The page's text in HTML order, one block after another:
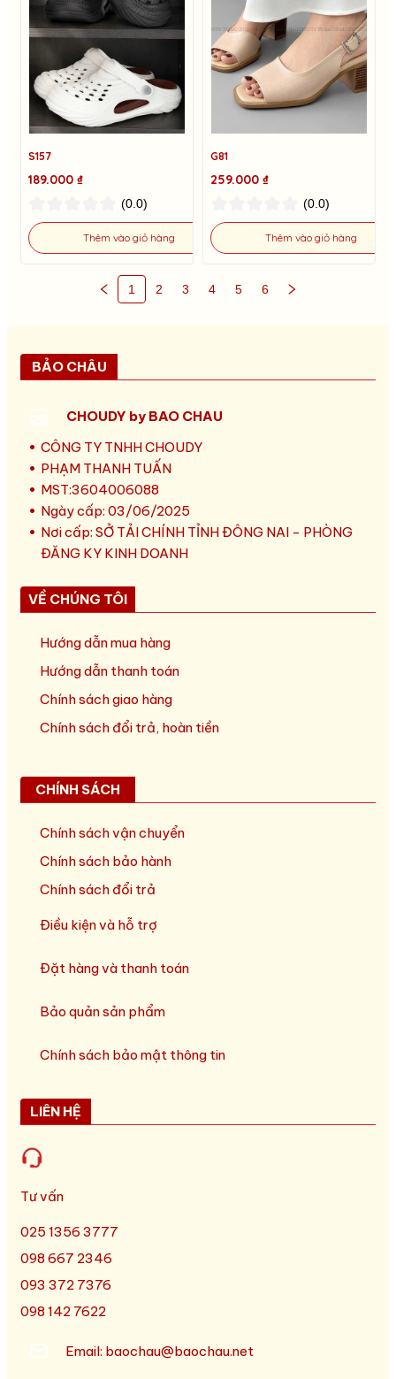
S157
189.000 ₫
(0.0)
Thêm vào giỏ hàng
G81
259.000 ₫
(0.0)
Thêm vào giỏ hàng
1 2 3 4 5 6
Hướng dẫn mua hàng
Hướng dẫn thanh toán
Chính sách giao hàng
Chính sách đổi trả, hoàn tiền
BẢO CHÂU
CHOUDY by BAO CHAU
CÔNG TY TNHH CHOUDY
PHẠM THANH TUẤN
MST:3604006088
Ngày cấp: 03/06/2025
Nơi cấp: SỞ TẢI CHÍNH TỈNH ĐÔNG NAI - PHÒNG
ĐĂNG KY KINH DOANH
VỀ CHÚNG TÔI
LIÊN HỆ
Tư vấn
093 372 7376
Email: baochau@baochau.net
098 142 7622
098 667 2346
025 1356 3777
CHÍNH SÁCH
Chính sách vận chuyển
Chính sách bảo hành
Chính sách đổi trả
Điều kiện và hỗ trợ
Đặt hàng và thanh toán
Bảo quản sản phẩm
Chính sách bảo mật thông tin